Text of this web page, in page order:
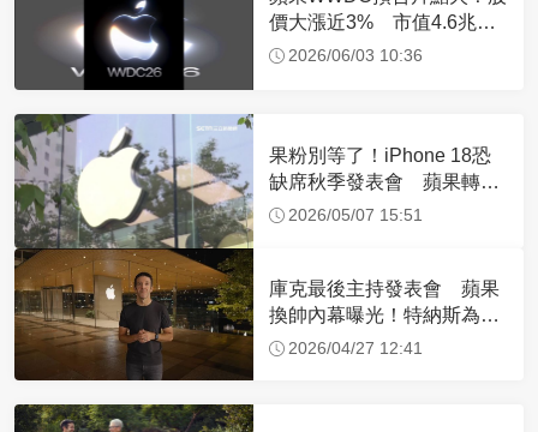
價大漲近3% 市值4.6兆鎂
超車「它」奪全球第二
2026/06/03 10:36
果粉別等了！iPhone 18恐
缺席秋季發表會 蘋果轉向
策略內幕曝
2026/05/07 15:51
庫克最後主持發表會 蘋果
換帥內幕曝光！特納斯為了
讓「它」完美登場
2026/04/27 12:41